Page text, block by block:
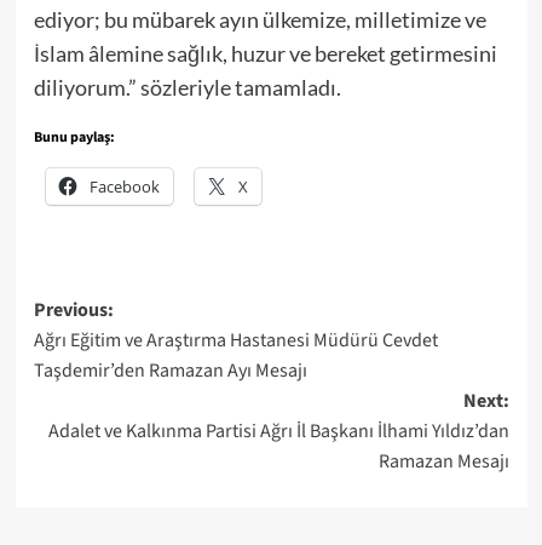
ediyor; bu mübarek ayın ülkemize, milletimize ve
İslam âlemine sağlık, huzur ve bereket getirmesini
diliyorum.” sözleriyle tamamladı.
Bunu paylaş:
Facebook X
Post
navigation
Previous:
Ağrı Eğitim ve Araştırma Hastanesi Müdürü Cevdet
Taşdemir’den Ramazan Ayı Mesajı
Next:
Adalet ve Kalkınma Partisi Ağrı İl Başkanı İlhami Yıldız’dan
Ramazan Mesajı